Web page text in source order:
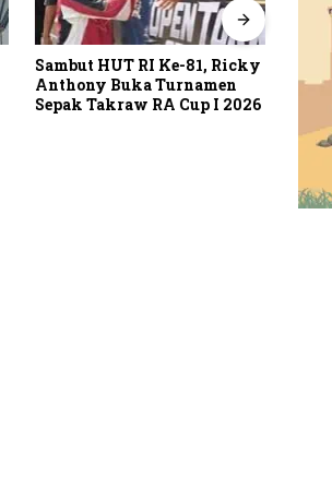
Sambut HUT RI Ke-81, Ricky
Anthony Buka Turnamen
Sepak Takraw RA Cup I 2026